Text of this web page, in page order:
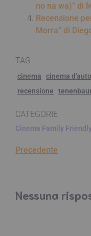
no na wa)” di
Recensione
Morra” di
TAG
cinema cinema
recensione
CATEGORIE
Cinema Family
Precedente
Nessuna